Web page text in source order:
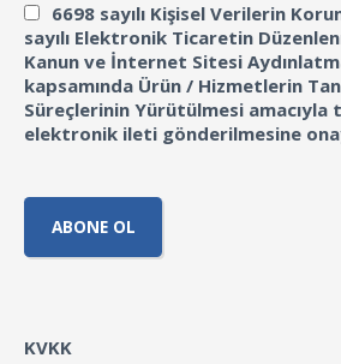
6698 sayılı Kişisel Verilerin
sayılı Elektronik Ticaretin
Kanun ve İnternet Sitesi
kapsamında Ürün / Hizmetlerin
Süreçlerinin Yürütülmesi amacıyla
elektronik ileti gönderilmesine
KVKK